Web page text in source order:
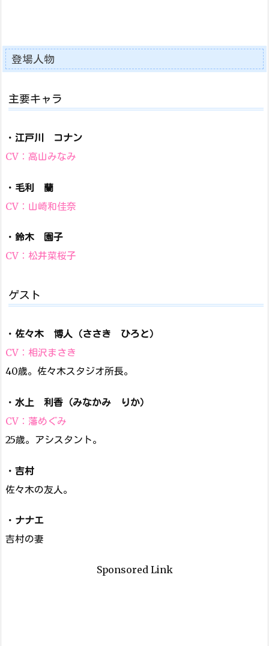
登場人物
主要キャラ
・ 江戸川 コナン
CV：高山みなみ
・ 毛利 蘭
CV：山崎和佳奈
・ 鈴木 園子
CV：松井菜桜子
ゲスト
・ 佐々木 博人（ささき ひろと）
CV：相沢まさき
40歳。佐々木スタジオ所長。
・ 水上 利香（みなかみ りか）
CV：藩めぐみ
25歳。アシスタント。
・ 吉村
佐々木の友人。
・ ナナエ
吉村の妻
Sponsored Link